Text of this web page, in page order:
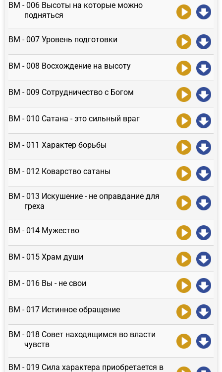
ВМ - 006 Высоты на которые можно
подняться
ВМ - 007 Уровень подготовки
ВМ - 008 Восхождение на высоту
ВМ - 009 Сотрудничество с Богом
ВМ - 010 Сатана - это сильный враг
ВМ - 011 Характер борьбы
ВМ - 012 Коварство сатаны
ВМ - 013 Искушение - не оправдание для
греха
ВМ - 014 Мужество
ВМ - 015 Храм души
ВМ - 016 Вы - не свои
ВМ - 017 Истинное обращение
ВМ - 018 Совет находящимся во власти
чувств
ВМ - 019 Сила характера приобретается в